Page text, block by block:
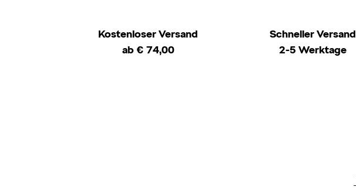
Kostenloser Versand
ab € 74,00
Schneller Versand
2-5 Werktage